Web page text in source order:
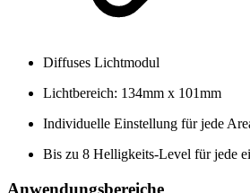
Diffuses Lichtmodul
Lichtbereich: 134mm x 101mm
Individuelle Einstellung für jede
Bis zu 8 Helligkeits-Level für jede
Anwendungsbereiche